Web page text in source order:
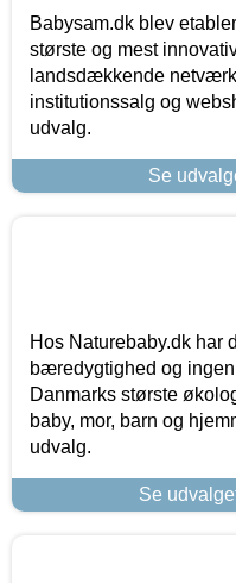
Babysam.dk blev
største og mest
landsdækkende
institutionssalg og
udvalg.
Se
Hos Naturebaby.dk har
bæredygtighed og
Danmarks største
baby, mor, barn og
udvalg.
Se